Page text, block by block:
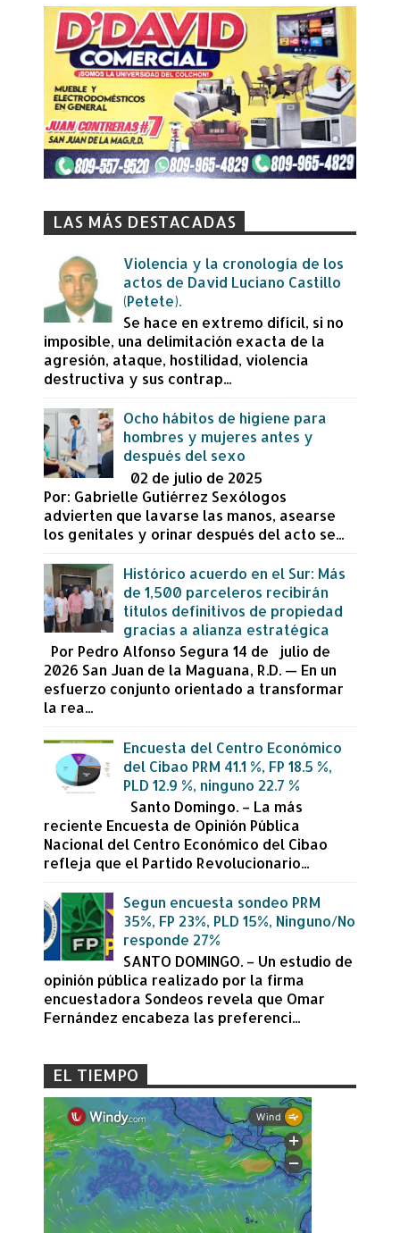
LAS MÁS DESTACADAS
Violencia y la cronología de los
actos de David Luciano Castillo
(Petete).
Se hace en extremo difícil, si no
imposible, una delimitación exacta de la
agresión, ataque, hostilidad, violencia
destructiva y sus contrap...
Ocho hábitos de higiene para
hombres y mujeres antes y
después del sexo
02 de julio de 2025
Por: Gabrielle Gutiérrez Sexólogos
advierten que lavarse las manos, asearse
los genitales y orinar después del acto se...
Histórico acuerdo en el Sur: Más
de 1,500 parceleros recibirán
títulos definitivos de propiedad
gracias a alianza estratégica
Por Pedro Alfonso Segura 14 de julio de
2026 San Juan de la Maguana, R.D. — En un
esfuerzo conjunto orientado a transformar
la rea...
Encuesta del Centro Económico
del Cibao PRM 41.1 %, FP 18.5 %,
PLD 12.9 %, ninguno 22.7 %
Santo Domingo. – La más
reciente Encuesta de Opinión Pública
Nacional del Centro Económico del Cibao
refleja que el Partido Revolucionario...
Segun encuesta sondeo PRM
35%, FP 23%, PLD 15%, Ninguno/No
responde 27%
SANTO DOMINGO. – Un estudio de
opinión pública realizado por la firma
encuestadora Sondeos revela que Omar
Fernández encabeza las preferenci...
EL TIEMPO